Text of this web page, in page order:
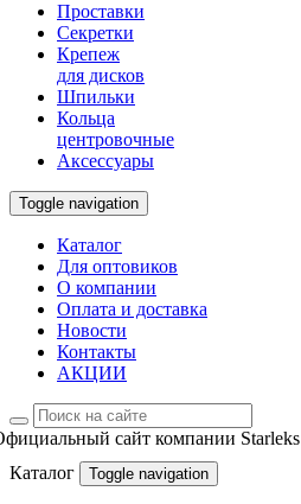
Проставки
Секретки
Крепеж
для дисков
Шпильки
Кольца
центровочные
Аксессуары
Toggle navigation
Каталог
Для оптовиков
О компании
Оплата и доставка
Новости
Контакты
АКЦИИ
сайт компании Starleks
Каталог
Toggle navigation